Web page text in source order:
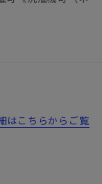
はこちらからご覧